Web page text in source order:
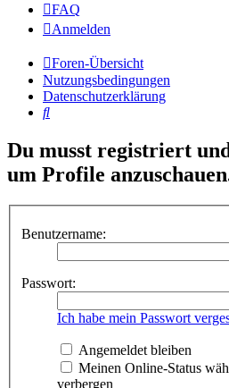
FAQ
Anmelden
Foren-Übersicht
Nutzungsbedingungen
Datenschutzerklärung
Suche
Du musst registriert
um Profile
Benutzername:
Passwort:
Ich habe mein Passwort
Angemeldet bleiben
Meinen Online-Status
verbergen